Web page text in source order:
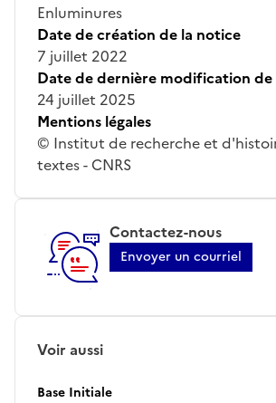
Enluminures
Date de création de la notice
7 juillet 2022
Date de dernière modification
24 juillet 2025
Mentions légales
© Institut de recherche et
textes - CNRS
Contactez-nous
Envoyer un courriel
Voir aussi
Base Initiale